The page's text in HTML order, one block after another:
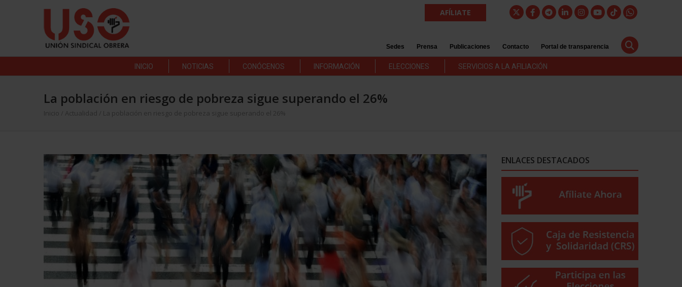
AFÍLIATE
Sedes Prensa Publicaciones Contacto Portal de transparencia
INICIO NOTICIAS CONÓCENOS INFORMACIÓN ELECCIONES SERVICIOS A LA AFILIACIÓN
La población en riesgo de pobreza sigue superando el 26%
Inicio Actualidad La población en riesgo de pobreza sigue superando el 26%
ENLACES DESTACADOS